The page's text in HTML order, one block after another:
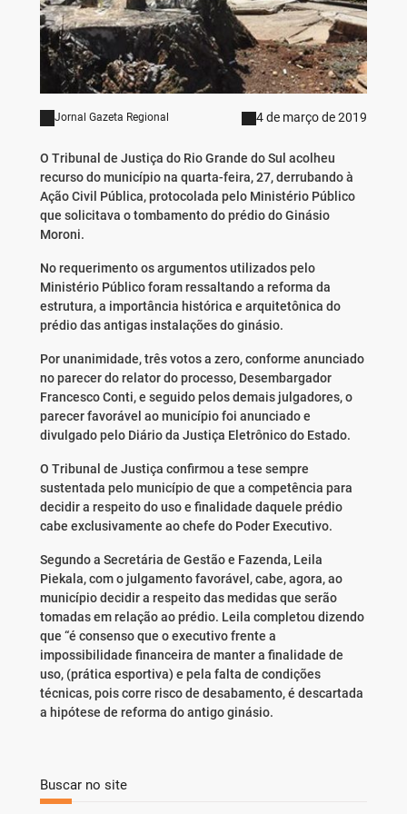
Jornal Gazeta Regional 4 de março de 2019
O Tribunal de Justiça do Rio Grande do Sul acolheu
recurso do município na quarta-feira, 27, derrubando à
Ação Civil Pública, protocolada pelo Ministério Público
que solicitava o tombamento do prédio do Ginásio
Moroni.
No requerimento os argumentos utilizados pelo
Ministério Público foram ressaltando a reforma da
estrutura, a importância histórica e arquitetônica do
prédio das antigas instalações do ginásio.
Por unanimidade, três votos a zero, conforme anunciado
no parecer do relator do processo, Desembargador
Francesco Conti, e seguido pelos demais julgadores, o
parecer favorável ao município foi anunciado e
divulgado pelo Diário da Justiça Eletrônico do Estado.
O Tribunal de Justiça confirmou a tese sempre
sustentada pelo município de que a competência para
decidir a respeito do uso e finalidade daquele prédio
cabe exclusivamente ao chefe do Poder Executivo.
Segundo a Secretária de Gestão e Fazenda, Leila
Piekala, com o julgamento favorável, cabe, agora, ao
município decidir a respeito das medidas que serão
tomadas em relação ao prédio. Leila completou dizendo
que “é consenso que o executivo frente a
impossibilidade financeira de manter a finalidade de
uso, (prática esportiva) e pela falta de condições
técnicas, pois corre risco de desabamento, é descartada
a hipótese de reforma do antigo ginásio.
Buscar no site